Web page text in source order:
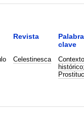
Revista
clave
Celestinesca
Contexto
histórico